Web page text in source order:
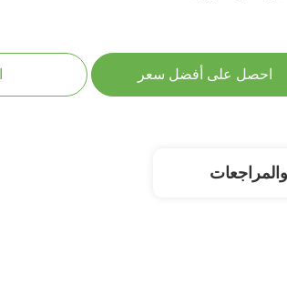
احصل على أفضل سعر
والمراجعات